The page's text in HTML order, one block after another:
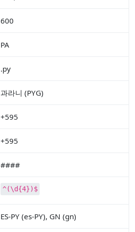
600
PA
.py
과라니 (PYG)
+595
+595
####
^(\d{4})$
ES-PY (es-PY), GN (gn)